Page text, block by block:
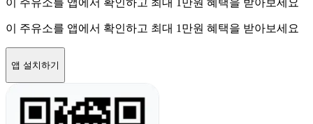
이 주유소를 앱에서 확인하고 최대 1만원 혜택을 받아보세요
이 주유소를 앱에서 확인하고 최대 1만원 혜택을 받아보세요
앱 설치하기